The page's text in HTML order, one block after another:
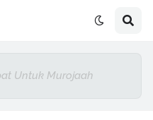
Untuk Murojaah